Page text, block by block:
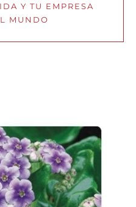
Y TU EMPRESA
MUNDO